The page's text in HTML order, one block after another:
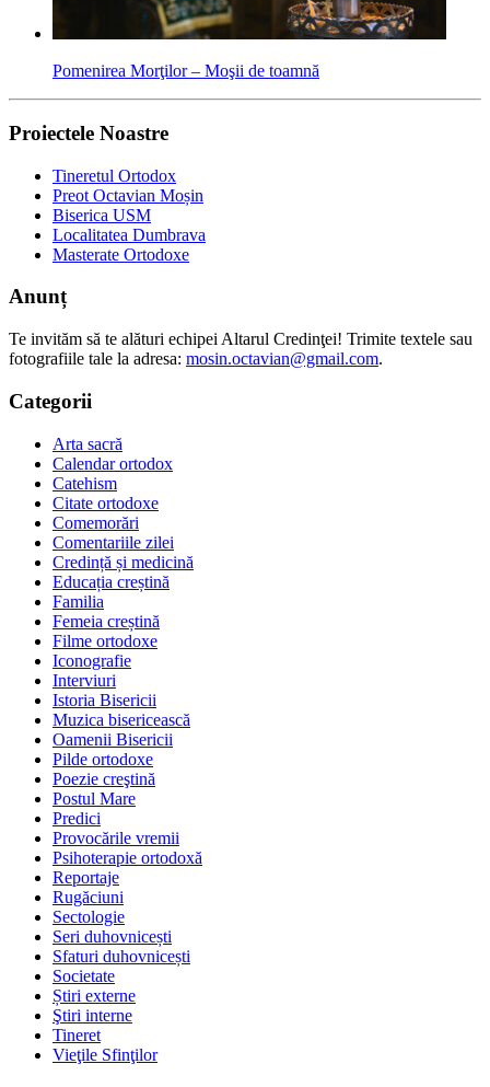
Pomenirea Morţilor – Moşii de toamnă
Proiectele Noastre
Tineretul Ortodox
Preot Octavian Moșin
Biserica USM
Localitatea Dumbrava
Masterate Ortodoxe
Anunț
Te invităm să te alături echipei Altarul Credinţei! Trimite textele sau
fotografiile tale la adresa: mosin.octavian@gmail.com.
Categorii
Arta sacră
Calendar ortodox
Catehism
Citate ortodoxe
Comemorări
Comentariile zilei
Credință și medicină
Educația creștină
Familia
Femeia creștină
Filme ortodoxe
Iconografie
Interviuri
Istoria Bisericii
Muzica bisericească
Oamenii Bisericii
Pilde ortodoxe
Poezie creştină
Postul Mare
Predici
Provocările vremii
Psihoterapie ortodoxă
Reportaje
Rugăciuni
Sectologie
Seri duhovnicești
Sfaturi duhovnicești
Societate
Știri externe
Ştiri interne
Tineret
Vieţile Sfinţilor